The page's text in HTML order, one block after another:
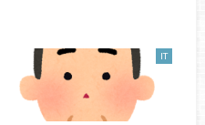
IT